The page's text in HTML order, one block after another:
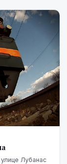
Лубанас